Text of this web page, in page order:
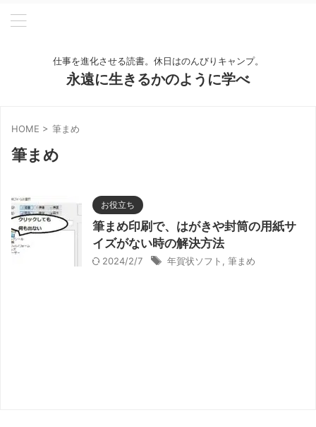
仕事を進化させる読書。休日はのんびりキャンプ。
永遠に生きるかのように学べ
HOME > 筆まめ
筆まめ
お役立ち
筆まめ印刷で、はがきや封筒の用紙サ
イズがない時の解決方法
2024/2/7 年賀状ソフト 筆まめ